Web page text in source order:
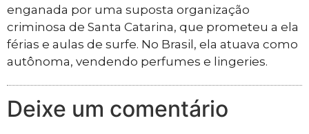
enganada por uma suposta organização
criminosa de Santa Catarina, que prometeu a ela
férias e aulas de surfe. No Brasil, ela atuava como
autônoma, vendendo perfumes e lingeries.
Deixe um comentário